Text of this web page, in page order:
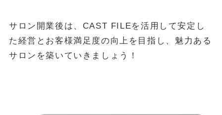
サロン開業後は、CAST FILEを活用して安定し
た経営とお客様満足度の向上を目指し、魅力ある
サロンを築いていきましょう！